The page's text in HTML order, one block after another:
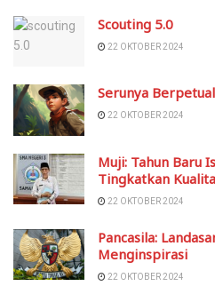
Scouting 5.0
22 OKTOBER 2024
Serunya
22 OKTOBER 2024
Muji: Tahun Baru
Tingkatkan
22 OKTOBER 2024
Pancasila:
Menginspirasi
22 OKTOBER 2024